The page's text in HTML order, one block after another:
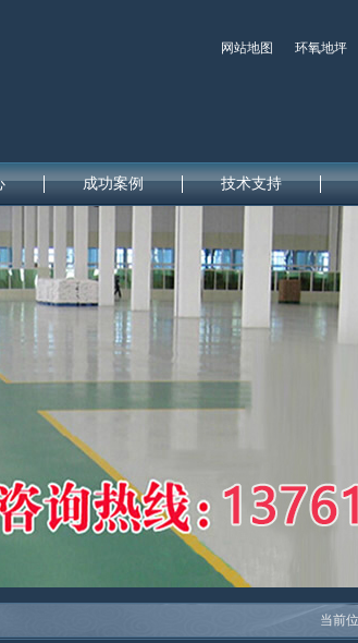
网站地图 环氧地坪
成功案例 技术支持
当前